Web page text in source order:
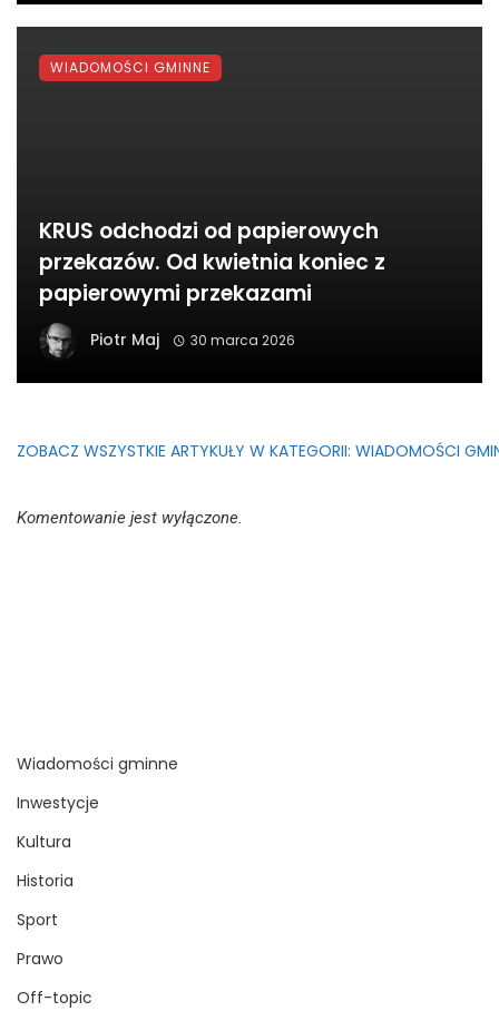
KRUS odchodzi od papierowych
przekazów. Od kwietnia koniec z
papierowymi przekazami
Piotr Maj 30 marca 2026
WIADOMOŚCI GMINNE
ZOBACZ WSZYSTKIE ARTYKUŁY W KATEGORII: WIADOMOŚCI
Komentowanie jest wyłączone.
Wiadomości gminne
Inwestycje
Kultura
Historia
Sport
Prawo
Off-topic